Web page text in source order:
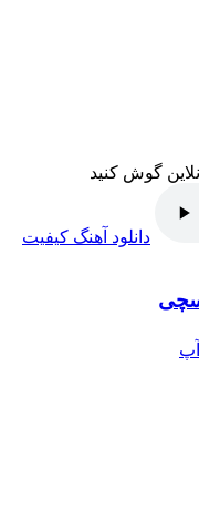
گوش کنید
دانلود آهنگ کیفیت